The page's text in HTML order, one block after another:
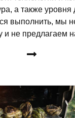
а также
выполнить, мы
и не предлагаем
ДЕТАЛЬНЕЕ